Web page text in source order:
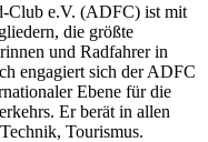
Club e.V. (ADFC) ist mit
die größte
und Radfahrer in
engagiert sich der ADFC
Ebene für die
Er berät in allen
Tourismus.